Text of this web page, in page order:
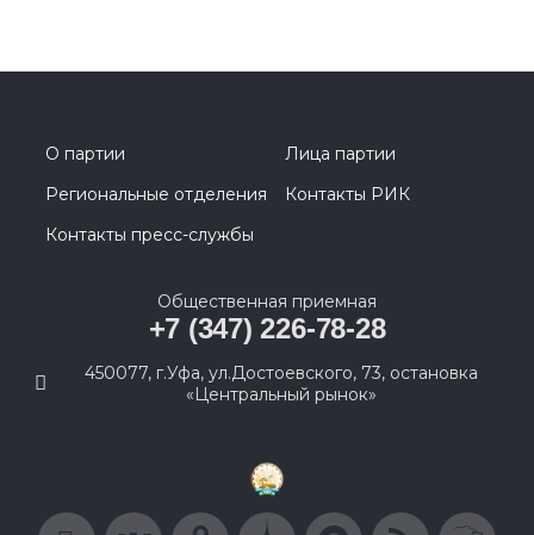
О партии
Лица партии
Региональные отделения
Контакты РИК
Контакты пресс-службы
Общественная приемная
+7 (347) 226-78-28
450077, г.Уфа, ул.Достоевского, 73, остановка
«Центральный рынок»